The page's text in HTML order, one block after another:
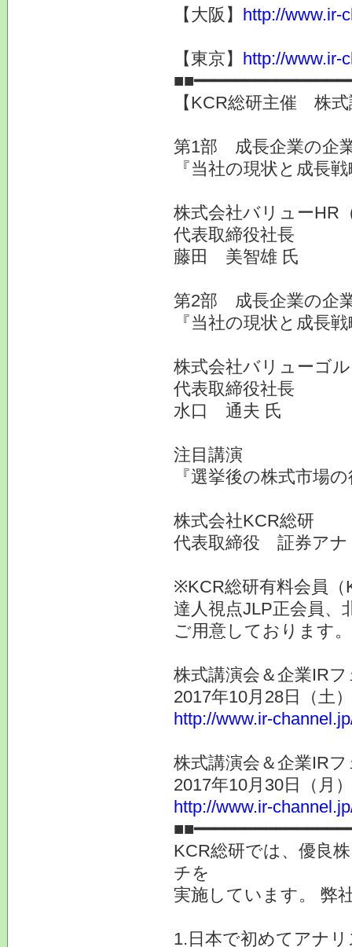
【大阪】 http://www.ir-
【東京】 http://www.ir-
【KCR総研主催 株
第1部 成長企業の企
『当社の現状と成長
株式会社バリューHR
代表取締役社長
藤田 美智雄 氏
第2部 成長企業の企
『当社の現状と成長
株式会社バリューゴ
代表取締役社長
水口 通夫 氏
注目講演
『選挙後の株式市場
株式会社KCR総研
代表取締役 証券ア
※KCR総研有料会員（
達人視点JLP正会員、
ご用意しております。
株式講演会＆企業IR
2017年10月28日（
http://www.ir-
株式講演会＆企業IR
2017年10月30日（
http://www.ir-
KCR総研では、優良
チを
実施しています。 弊
1.日本で初めてアナ